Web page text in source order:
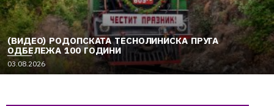
(ВИДЕО) РОДОПСКАТА ТЕСНОЛИНИСКА ПРУГА
ОДБЕЛЕЖА 100 ГОДИНИ
03.08.2026